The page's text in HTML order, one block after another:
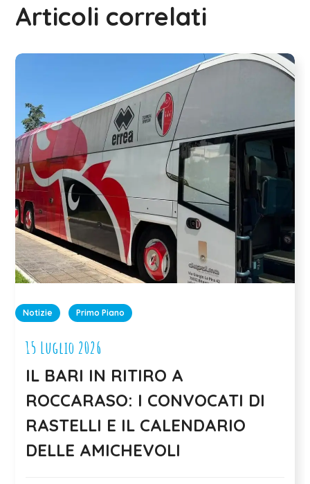
Articoli correlati
Notizie Primo Piano
15 Luglio 2026
IL BARI IN RITIRO A
ROCCARASO: I CONVOCATI DI
RASTELLI E IL CALENDARIO
DELLE AMICHEVOLI